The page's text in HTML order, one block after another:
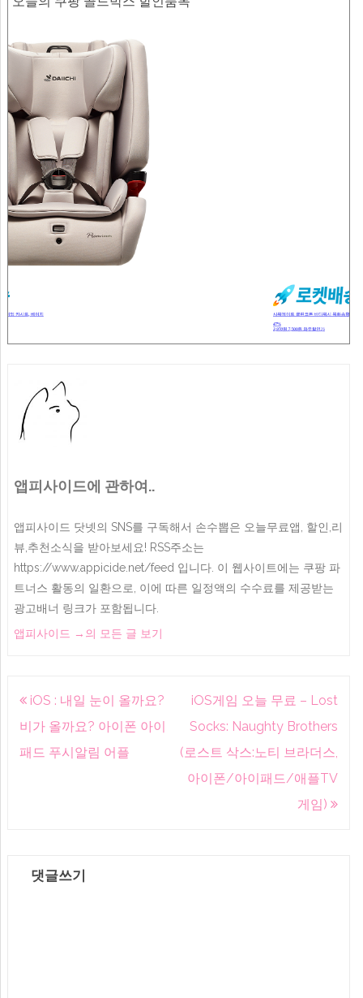
앱피사이드에 관하여..
앱피사이드 닷넷의 SNS를 구독해서 손수뽑은 오늘무료앱, 할인,리
뷰,추천소식을 받아보세요! RSS주소는
https://www.appicide.net/feed 입니다. 이 웹사이트에는 쿠팡 파
트너스 활동의 일환으로, 이에 따른 일정액의 수수료를 제공받는
광고배너 링크가 포함됩니다.
앱피사이드 → 의 모든 글 보기
글
내
비
iOS : 내일 눈이 올까요?
비가 올까요? 아이폰 아이
패드 푸시알림 어플
iOS게임 오늘 무료 – Lost
Socks: Naughty Brothers
(로스트 삭스:노티 브라더스,
아이폰/아이패드/애플TV
게임)
댓글쓰기